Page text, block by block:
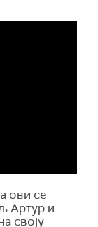
ови се
Артур и
своју